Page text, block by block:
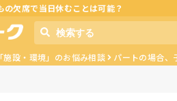
の欠席で当日休むことは可能？
「施設・環境」のお悩み相談 パートの場合、